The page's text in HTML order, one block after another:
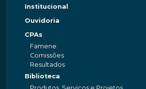
Institucional
Ouvidoria
CPAs
Famene
Comissões
Resultados
Biblioteca